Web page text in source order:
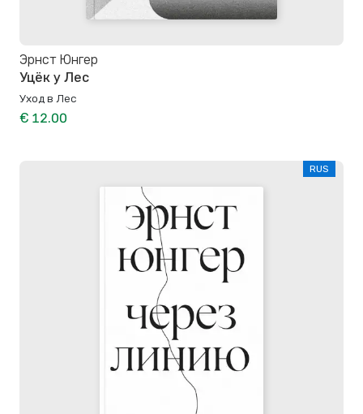
Эрнст Юнгер
Уцёк у Лес
Уход в Лес
€ 12.00
RUS